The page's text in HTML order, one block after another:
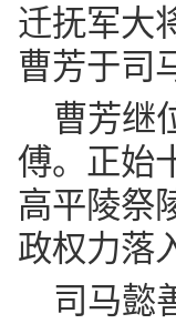
迁抚军大
曹芳于司
曹芳继
傅。正始
高平陵祭
政权力落
司马懿